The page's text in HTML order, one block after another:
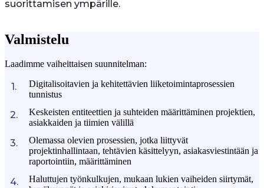
suorittamisen ympärille.
Valmistelu
Laadimme vaiheittaisen suunnitelman:
Digitalisoitavien ja kehitettävien liiketoimintaprosessien
tunnistus
Keskeisten entiteettien ja suhteiden määrittäminen projektien,
asiakkaiden ja tiimien välillä
Olemassa olevien prosessien, jotka liittyvät
projektinhallintaan, tehtävien käsittelyyn, asiakasviestintään ja
raportointiin, määrittäminen
Haluttujen työnkulkujen, mukaan lukien vaiheiden siirtymät,